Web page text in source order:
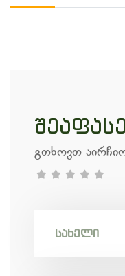
გთხოვთ